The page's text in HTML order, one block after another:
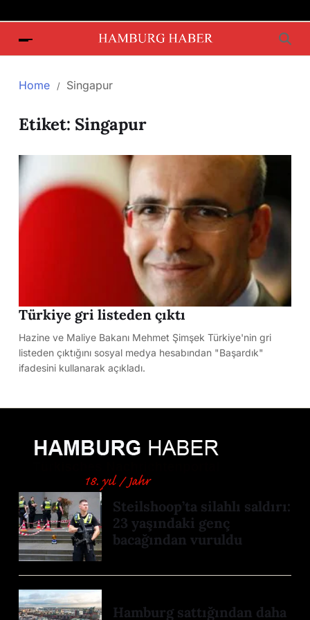
Home Singapur
Etiket: Singapur
Türkiye gri listeden çıktı
Hazine ve Maliye Bakanı Mehmet Şimşek Türkiye'nin gri
listeden çıktığını sosyal medya hesabından "Başardık"
ifadesini kullanarak açıkladı.
Steilshoop’ta silahlı saldırı:
23 yaşındaki genç
bacağından vuruldu
Hamburg sattığından daha